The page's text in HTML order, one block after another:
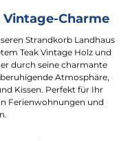
Charme
Strandkorb Landhaus
Teak Vintage Holz und
durch seine charmante
Atmosphäre,
Kissen. Perfekt für Ihr
Ferienwohnungen und